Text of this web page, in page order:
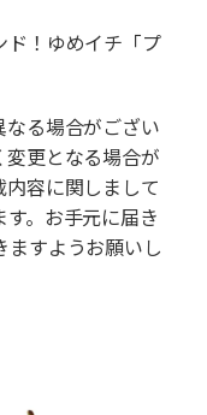
ド！ゆめイチ「プ
る場合がござい
更となる場合が
内容に関しまして
。お手元に届き
ますようお願いし